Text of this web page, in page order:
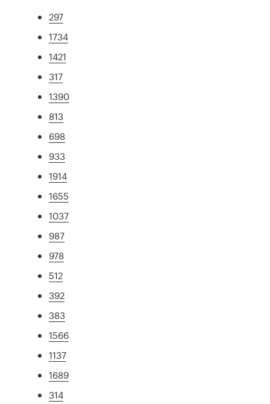
297
1734
1421
317
1390
813
698
933
1914
1655
1037
987
978
512
392
383
1566
1137
1689
314